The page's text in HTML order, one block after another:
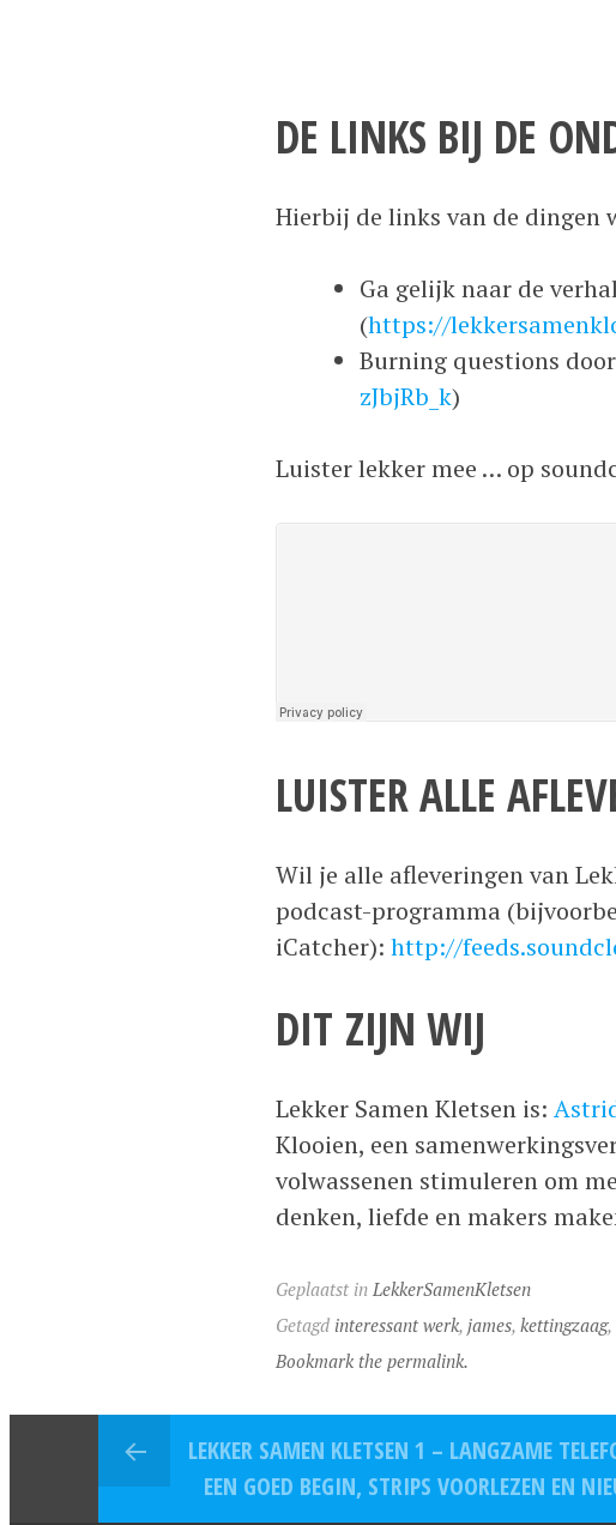
DE LINKS BIJ DE
Hierbij de links van de dingen
Ga gelijk naar de
(https://
Burning questions
zJbjRb_k)
Luister lekker mee … op
LUISTER ALLE
Wil je alle afleveringen van
podcast-programma
iCatcher): http://
DIT ZIJN WIJ
Lekker Samen Kletsen is:
Klooien, een
volwassenen stimuleren om
denken, liefde en makers
Geplaatst in LekkerSamenKletsen
Getagd interessant werk, james, kettingzaag,
Bookmark the permalink.
LEKKER SAMEN KLETSEN 1 – LANGZAME
EEN GOED BEGIN, STRIPS VOORLEZEN EN